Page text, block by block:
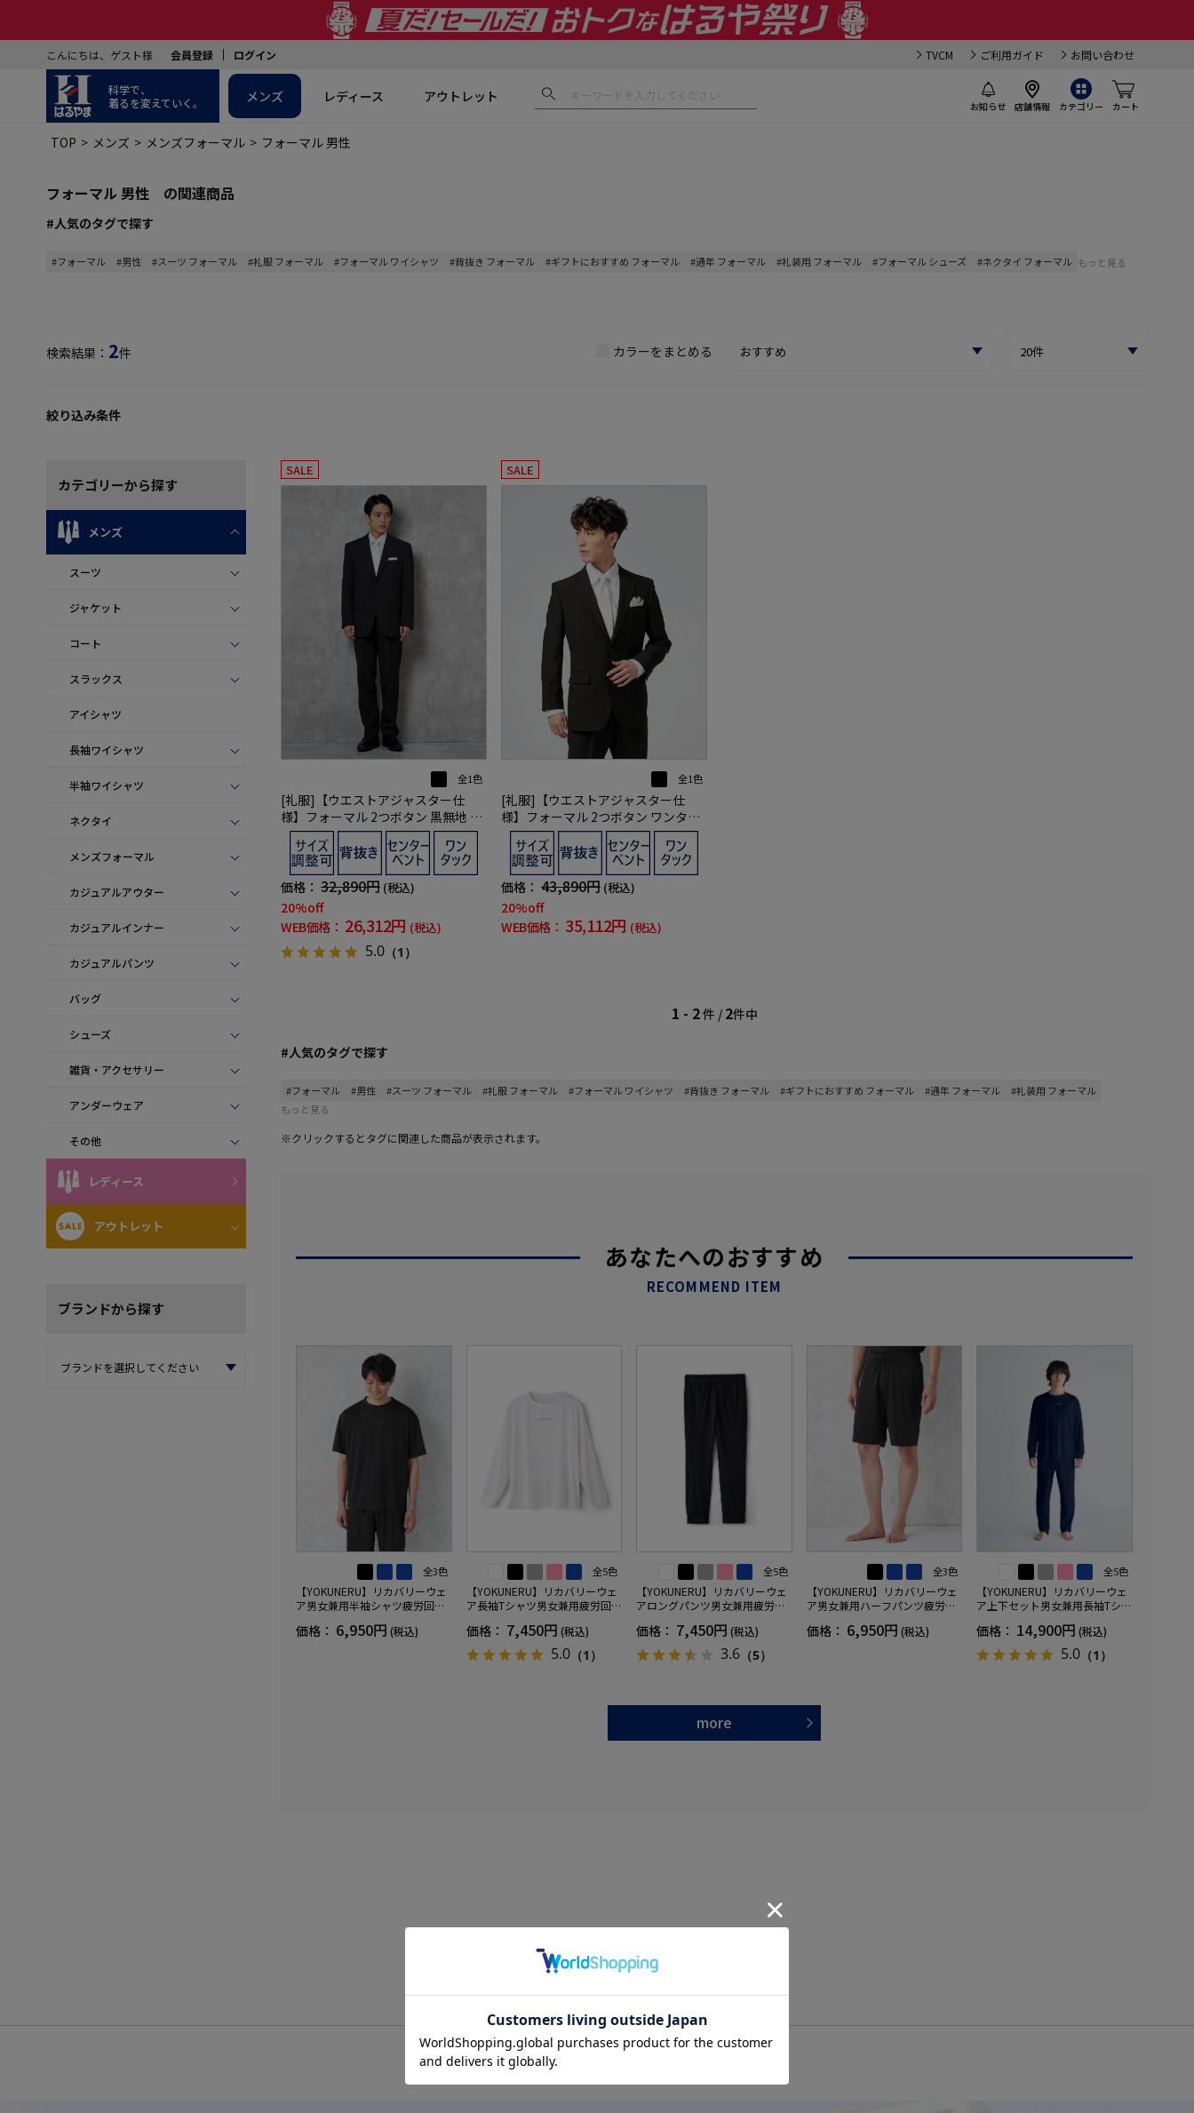
こんにちは、ゲスト様 会員登録 ログイン TVCM ご利用ガイド お問い合わせ
科学で、
着るを変えていく。
お知らせ 店舗情報 カテゴリー カート
メンズ レディース アウトレット
TOP メンズ メンズフォーマル フォーマル 男性
フォーマル 男性 の関連商品
#人気のタグで探す
#フォーマル #男性 #スーツ フォーマル #礼服 フォーマル #フォーマル ワイシャツ #背抜き フォーマル #ギフトにおすすめ フォーマル #通年 フォーマル #礼装用 フォーマル #フォーマル シューズ #ネクタイ フォーマル もっと見る
検索結果： 2件 カラーをまとめる
絞り込み条件
カテゴリーから探す
メンズ
スーツ
ジャケット
コート
スラックス
アイシャツ
長袖ワイシャツ
半袖ワイシャツ
ネクタイ
メンズフォーマル
カジュアルアウター
カジュアルインナー
カジュアルパンツ
バッグ
シューズ
雑貨・アクセサリー
アンダーウェア
その他
レディース
アウトレット
ブランドから探す
SALE
全1色
[礼服]【ウエストアジャスター仕
様】フォーマル 2つボタン 黒無地 ハ
ントレークラブ 通年 礼服【定番】
価格： 32,890円 (税込)
20%off
WEB価格： 26,312円 (税込)
5.0 （1）
SALE
全1色
[礼服]【ウエストアジャスター仕
様】フォーマル 2つボタン ワンタッ
ク 黒無地 リージェントハウス 通年
礼服【定番】
価格： 43,890円 (税込)
20%off
WEB価格： 35,112円 (税込)
1 - 2件 / 2件中
#人気のタグで探す
#フォーマル #男性 #スーツ フォーマル #礼服 フォーマル #フォーマル ワイシャツ #背抜き フォーマル #ギフトにおすすめ フォーマル #通年 フォーマル
#礼装用 フォーマル
もっと見る
※クリックするとタグに関連した商品が表示されます。
あなたへのおすすめ
RECOMMEND ITEM
全3色
【YOKUNERU】リカバリーウェ
ア男女兼用半袖シャツ疲労回復
(R)【一般医療機器】SS～LLサイ
価格： 6,950円 (税込)
全5色
【YOKUNERU】リカバリーウェ
ア長袖Tシャツ男女兼用疲労回復
(R)【一般医療機器】SS～LLサイ
ズ
価格： 7,450円 (税込)
5.0（1）
全5色
【YOKUNERU】リカバリーウェ
アロングパンツ男女兼用疲労回
IX(R)【一般医療機器】SS～LLサ
イズ
価格： 7,450円 (税込)
3.6 （5）
全3色
【YOKUNERU】リカバリーウェ
ア男女兼用ハーフパンツ疲労回
IX(R)【一般医療機器】SS～LLサ
価格： 6,950円 (税込)
全5色
【YOKUNERU】リカバリーウェ
ア上下セット男女兼用長袖Tシャ
進遠赤外線快眠NANOMIX(R)【一
般医療機器】SS～LLサイズ
価格： 14,900円 (税込)
5.0 （1）
more
OFFICIAL SNS